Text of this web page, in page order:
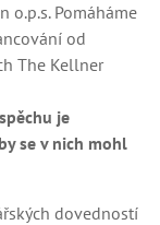
o.p.s. Pomáháme
od
The Kellner
je
se v nich mohl
dovedností